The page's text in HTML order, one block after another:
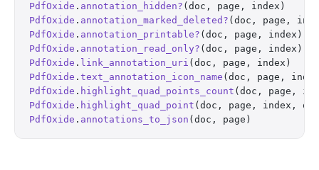
PdfOxide . annotation_hidden? (doc, page,
PdfOxide . annotation_marked_deleted? (doc, page,
PdfOxide . annotation_printable? (doc, page,
PdfOxide . annotation_read_only? (doc, page,
PdfOxide . link_annotation_uri (doc, page,
PdfOxide . text_annotation_icon_name (doc, page,
PdfOxide . highlight_quad_points_count (doc, page,
PdfOxide . highlight_quad_point (doc, page, index,
PdfOxide . annotations_to_json (doc,